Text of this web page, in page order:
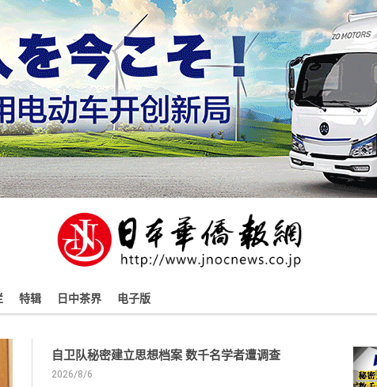
特辑 日中茶界 电子版
自卫队秘密建立思想档案 数千名学者遭调查
2026/8/6